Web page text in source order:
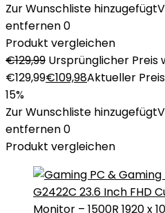
Zur Wunschliste hinzugefügt
entfernen0
Produkt vergleichen
€129,99 Ursprünglicher Preis
€129,99€109,98Aktueller
15%
Zur Wunschliste hinzugefügt
entfernen0
Produkt vergleichen